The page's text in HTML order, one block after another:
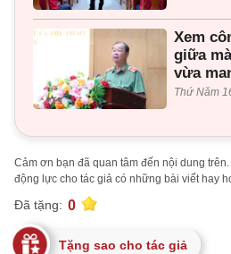
Xem
giữa
vừa
Thứ Năm
Cảm ơn bạn đã quan tâm đến nội dung
động lực cho tác giả có những bài viết hay
Đã tặng: 0
Tặng sao cho tác giả